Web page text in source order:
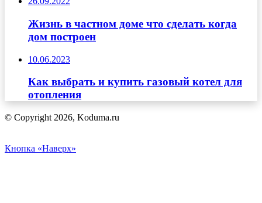
Жизнь в частном доме что сделать когда
дом построен
10.06.2023
Как выбрать и купить газовый котел для
отопления
© Copyright 2026, Koduma.ru
Кнопка «Наверх»